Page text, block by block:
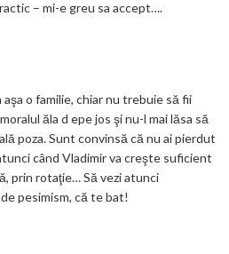
– mi-e greu sa accept….
aşa o familie, chiar nu trebuie să fii
ăla d epe jos şi nu-l mai lăsa să
poza. Sunt convinsă că nu ai pierdut
când Vladimir va creşte suficient
prin rotaţie… Să vezi atunci
pesimism, că te bat!